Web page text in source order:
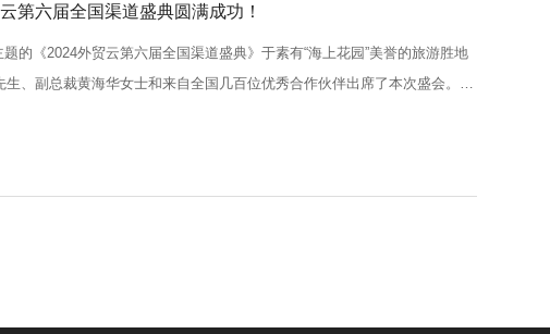
第六届全国渠道盛典圆满成功！
题的《2024外贸云第六届全国渠道盛典》于素有“海上花园”美誉的旅游胜地
、副总裁黄海华女士和来自全国几百位优秀合作伙伴出席了本次盛会。在